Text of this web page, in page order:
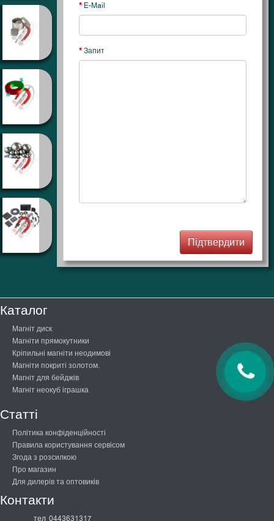
E-Mail
Запит
Каталог
Магніт диск
Магніти прямокутники
Кріпильні магніти неодимові
Магніти покриті золотом.
Магніт для бейджів
Магніт неокуб іграшка
Статті
Політика конфіденційності
Правила користування сервісом
Згода з розсилкою
Про магазин
Для дилерів та оптовиків
Контакти
тел 0443631317